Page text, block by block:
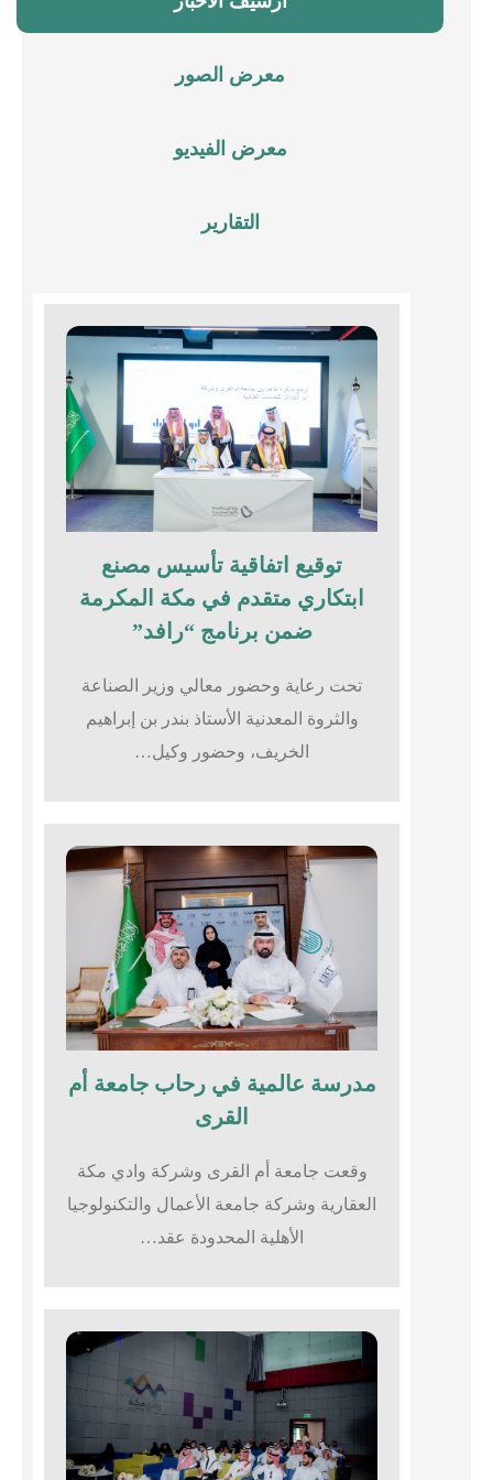
معرض الصور
معرض الفيديو
التقارير
توقيع اتفاقية تأسيس مصنع
ابتكاري متقدم في مكة المكرمة
ضمن برنامج “رافد”
تحت رعاية وحضور معالي وزير الصناعة
والثروة المعدنية الأستاذ بندر بن إبراهيم
الخريف، وحضور وكيل…
مدرسة عالمية في رحاب جامعة أم
القرى​
وقعت جامعة أم القرى وشركة وادي مكة
العقارية وشركة جامعة الأعمال والتكنولوجيا
الأهلية المحدودة عقد…